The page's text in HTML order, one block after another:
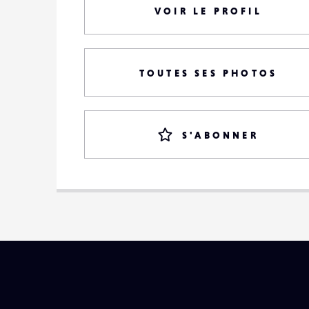
VOIR LE PROFIL
TOUTES SES PHOTOS
S'ABONNER